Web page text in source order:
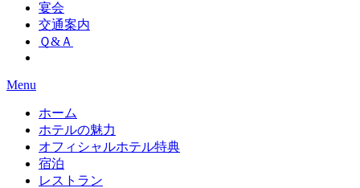
宴会
交通案内
Ｑ&Ａ
Menu
ホーム
ホテルの魅力
オフィシャルホテル特典
宿泊
レストラン